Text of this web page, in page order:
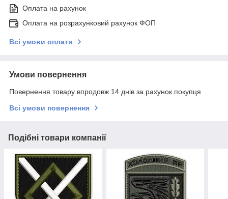
Оплата на рахунок
Оплата на розрахунковий рахунок ФОП
Всі умови оплати
Умови повернення
Повернення товару впродовж 14 днів за рахунок покупця
Всі умови повернення
Подібні товари компанії